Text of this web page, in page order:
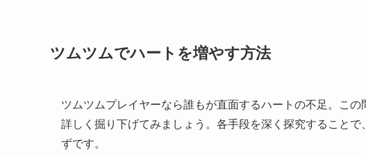
ツムツムでハートを増やす方法
ツムツムプレイヤーなら誰もが直面するハートの不足。こ
詳しく掘り下げてみましょう。各手段を深く探究すること
ずです。